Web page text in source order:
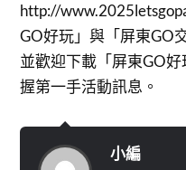
http://
GO好玩」與「屏東GO
並歡迎下載「屏東GO
握第一手活動訊息。
小編